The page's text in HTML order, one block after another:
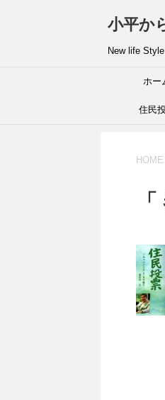
小平か
New life
ホー
住民
HOME